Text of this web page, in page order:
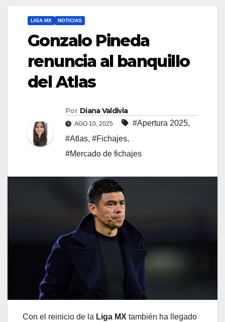
LIGA MX NOTICIAS
Gonzalo Pineda
renuncia al banquillo
del Atlas
Por Diana Valdivia
AGO 10, 2025 #Apertura 2025,
#Atlas, #Fichajes,
#Mercado de fichajes
Con el reinicio de la Liga MX también ha llegado